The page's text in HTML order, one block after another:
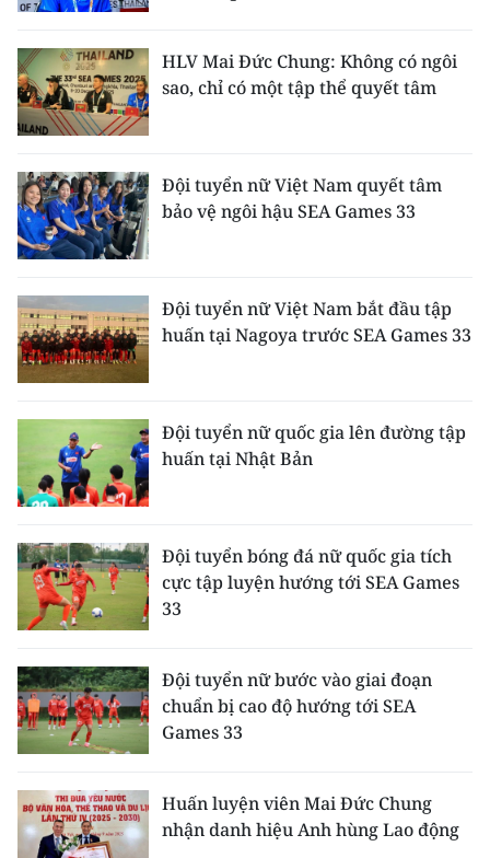
TIN ĐỊA PHƯƠNG
Trung du và miền núi phía Bắc
Đồng bằng sông Hồng
Bắc Trung Bộ
Nguyên
Đông Nam Bộ
Đồng bằng sông Cửu Long
Chuyên trang Hà Nội
Chuyên trang TP. Hồ Chí Minh
CHUYÊN ĐỀ
CÁC CHUYÊN TRANG
VỀ BÁO NHÂN DÂN
THỜI NAY
NHÂN DÂN HẰNG THÁNG
HLV Mai Đức Chung: Không có ngôi
sao, chỉ có một tập thể quyết tâm
Đội tuyển nữ Việt Nam quyết tâm
bảo vệ ngôi hậu SEA Games 33
Đội tuyển nữ Việt Nam bắt đầu tập
huấn tại Nagoya trước SEA Games 33
Đội tuyển nữ quốc gia lên đường tập
huấn tại Nhật Bản
Đội tuyển bóng đá nữ quốc gia tích
cực tập luyện hướng tới SEA Games
33
Đội tuyển nữ bước vào giai đoạn
chuẩn bị cao độ hướng tới SEA
Games 33
Huấn luyện viên Mai Đức Chung
nhận danh hiệu Anh hùng Lao động